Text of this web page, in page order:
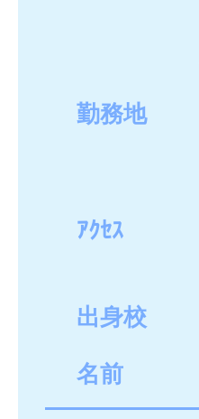
勤務地
ｱｸｾｽ
出身校
名前